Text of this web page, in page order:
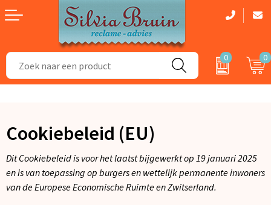
0 0
Elektronica, Gadgets en USB
Feestartikelen
Fitness
Dag van de Zorg cadeau
Kerstpakketten
Badtextiel en Douche
Gezichtsmaskers en mondkapjes
Handschoenen en Sjaals
Kledingaccessoires
Cookiebeleid (EU)
Dit Cookiebeleid is voor het laatst bijgewerkt op 19 januari 2025
en is van toepassing op burgers en wettelijk permanente inwoners
van de Europese Economische Ruimte en Zwitserland.